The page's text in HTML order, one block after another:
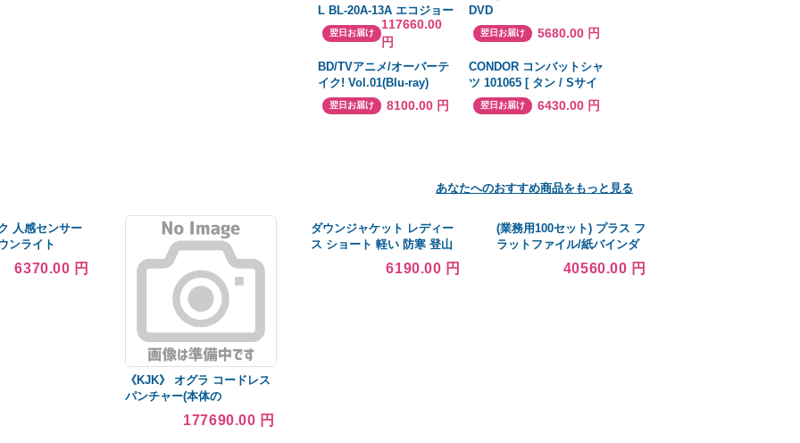
L BL-20A-13A エコジョー
ズ GT-C 63シリーズ ガス
ふろ給湯器(都市ガス用・
形・オート・20号)
翌日お届け
117660.00
円
DVD
翌日お届け 5680.00 円
BD/TVアニメ/オーバーテ
イク! Vol.01(Blu-ray)
翌日お届け 8100.00 円
CONDOR コンバットシャ
ツ 101065 [ タン / Sサイ
ズ ] ミリタリーシャツ 長
袖シャツ ロングTシャツ
翌日お届け 6430.00 円
あなたへのおすすめ商品をもっと見る
人感センサー
ンライト
事必要
6370.00 円
《KJK》 オグラ コードレス
パンチャー(本体の
み)0063801 ωο0
177690.00 円
ダウンジャケット レディー
ス ショート 軽い 防寒 登山
ジャケット ふわふわ 無地 登
山 ウルトラライト 防風 アウ
6190.00 円
(業務用100セット) プラス フ
ラットファイル/紙バインダ
ー 〔A4/2穴 10冊入り〕
021N アイボリー
40560.00 円